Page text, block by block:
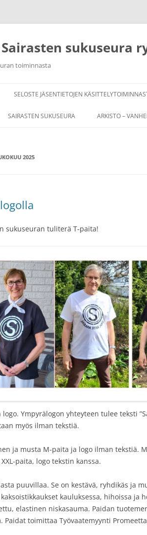
sukuseura
toiminnasta
SELOSTE JÄSENTIETOJEN
SAIRASTEN SUKUSEURA ARKISTO –
2025
sukuseuran tuliterä T-paita!
Ympyrälogon yhteyteen tulee teksti
myös ilman tekstiä.
ja musta M-paita ja logo ilman tekstiä.
paita, logo tekstin kanssa.
puuvillaa. Se on kestävä, ryhdikäs ja
kauluksessa, hihoissa ja
elastinen niskasauma. Paidan
toimittaa Työvaatemyynti